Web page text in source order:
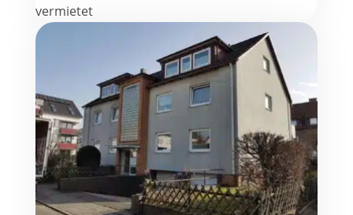
vermietet